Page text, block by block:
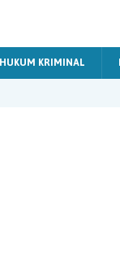
HUKUM KRIMINAL